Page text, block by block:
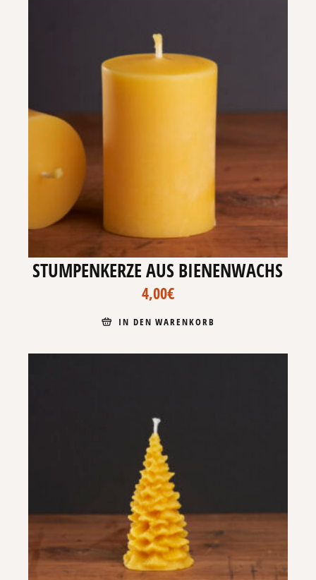
STUMPENKERZE AUS BIENENWACHS
4,00€
IN DEN WARENKORB